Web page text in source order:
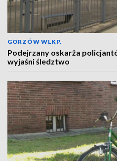
GORZÓW WLKP.
Podejrzany oskarża
wyjaśni śledztwo